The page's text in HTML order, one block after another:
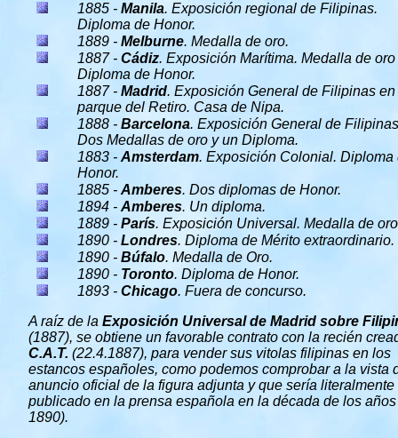
1885 - Manila. Exposición regional de Filipinas.
Diploma de Honor.
1889 - Melburne. Medalla de oro.
1887 - Cádiz. Exposición Marítima. Medalla de oro
Diploma de Honor.
1887 - Madrid. Exposición General de Filipinas en
parque del Retiro. Casa de Nipa.
1888 - Barcelona. Exposición General de
Dos Medallas de oro y un Diploma.
1883 - Amsterdam. Exposición Colonial. Diploma
Honor.
1885 - Amberes. Dos diplomas de Honor.
1894 - Amberes. Un diploma.
1889 - París. Exposición Universal. Medalla de
1890 - Londres. Diploma de Mérito extraordinario.
1890 - Búfalo. Medalla de Oro.
1890 - Toronto. Diploma de Honor.
1893 - Chicago. Fuera de concurso.
A raíz de la Exposición Universal de Madrid sobre
(1887), se obtiene un favorable contrato con la recién
C.A.T. (22.4.1887), para vender sus vitolas filipinas en los
estancos españoles, como podemos comprobar a la vista
anuncio oficial de la figura adjunta y que sería literalmente
publicado en la prensa española en la década de los años
1890).